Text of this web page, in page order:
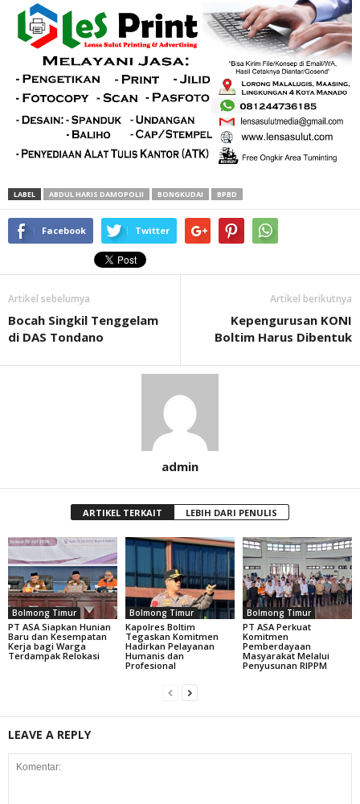
LABEL ABDUL HARIS DAMOPOLII BONGKUDAI BPBD
Facebook Twitter
Artikel sebelumya
Bocah Singkil Tenggelam
di DAS Tondano
Artikel berikutnya
Kepengurusan KONI
Boltim Harus Dibentuk
admin
ARTIKEL TERKAIT LEBIH DARI PENULIS
Bolmong Timur
PT ASA Siapkan Hunian
Baru dan Kesempatan
Kerja bagi Warga
Terdampak Relokasi
Bolmong Timur
Kapolres Boltim
Tegaskan Komitmen
Hadirkan Pelayanan
Humanis dan
Profesional
Bolmong Timur
PT ASA Perkuat
Komitmen
Pemberdayaan
Masyarakat Melalui
Penyusunan RIPPM
LEAVE A REPLY